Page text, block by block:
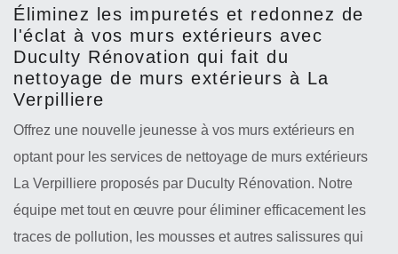
Éliminez les impuretés et redonnez de
l'éclat à vos murs extérieurs avec
Duculty Rénovation qui fait du
nettoyage de murs extérieurs à La
Verpilliere
Offrez une nouvelle jeunesse à vos murs extérieurs en
optant pour les services de nettoyage de murs extérieurs
La Verpilliere proposés par Duculty Rénovation. Notre
équipe met tout en œuvre pour éliminer efficacement les
traces de pollution, les mousses et autres salissures qui